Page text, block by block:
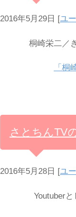
2016年5月29日 [ユ
桐崎栄二／
「
さとちんTV
2016年5月28日 [ユ
Youtuberと